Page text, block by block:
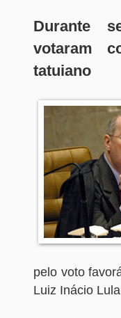
Durante
votaram
tatuiano
pelo voto
Luiz Inácio